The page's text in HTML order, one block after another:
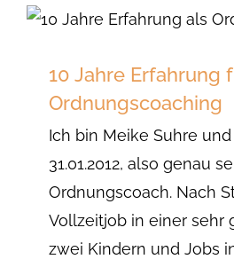
10 Jahre Erfahrung
Ordnungscoaching
Ich bin Meike Suhre
31.01.2012, also genau
Ordnungscoach. Nach
Vollzeitjob in einer sehr
zwei Kindern und Jobs